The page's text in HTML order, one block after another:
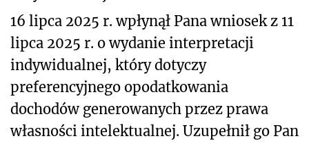
16 lipca 2025 r. wpłynął Pana wniosek z 11
lipca 2025 r. o wydanie interpretacji
indywidualnej, którydotyczy
preferencyjnego opodatkowania
dochodów generowanych przez prawa
własności intelektualnej. Uzupełnił go Pan